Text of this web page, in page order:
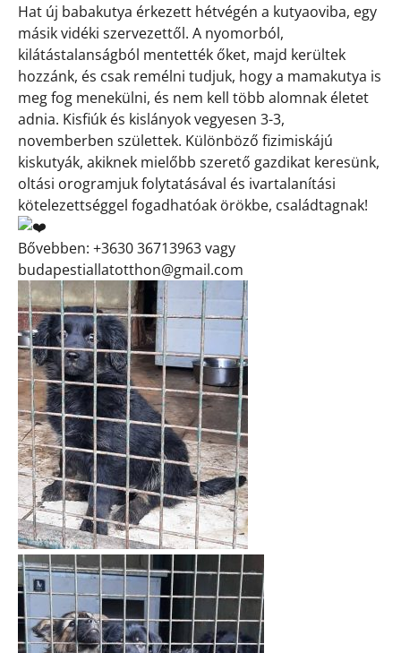
Hat új babakutya érkezett hétvégén a kutyaoviba, egy
másik vidéki szervezettől. A nyomorból,
kilátástalanságból mentették őket, majd kerültek
hozzánk, és csak remélni tudjuk, hogy a mamakutya is
meg fog menekülni, és nem kell több alomnak életet
adnia. Kisfiúk és kislányok vegyesen 3-3,
novemberben születtek. Különböző fizimiskájú
kiskutyák, akiknek mielőbb szerető gazdikat keresünk,
oltási orogramjuk folytatásával és ivartalanítási
kötelezettséggel fogadhatóak örökbe, családtagnak!
Bővebben: +3630 36713963 vagy
budapestiallatotthon@gmail.com